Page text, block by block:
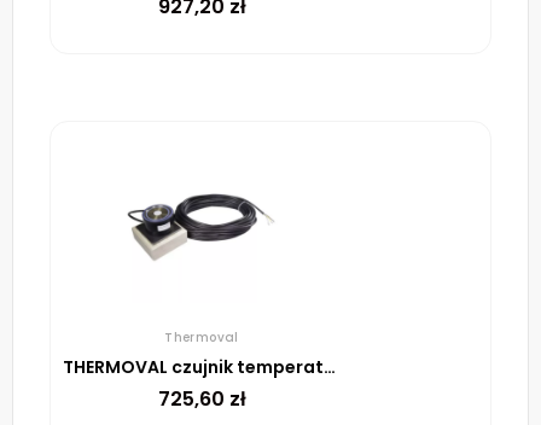
927,20 zł
Thermoval
THERMOVAL czujnik temperatury i wilgoci TFF 524 002
725,60 zł